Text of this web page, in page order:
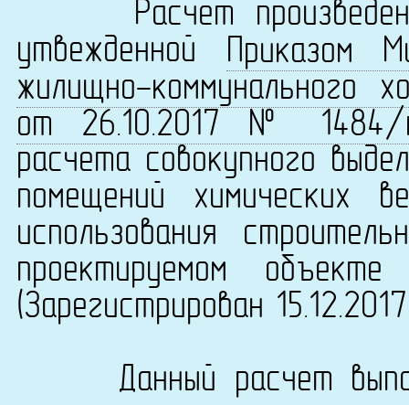
Расчет произведен
утвежденной Приказом
жилищно-коммунального
от 26.10.2017 № 1484/
расчета совокупного
помещений химических
использования
проектируемом объекте
(Зарегистрирован
Данный расчет